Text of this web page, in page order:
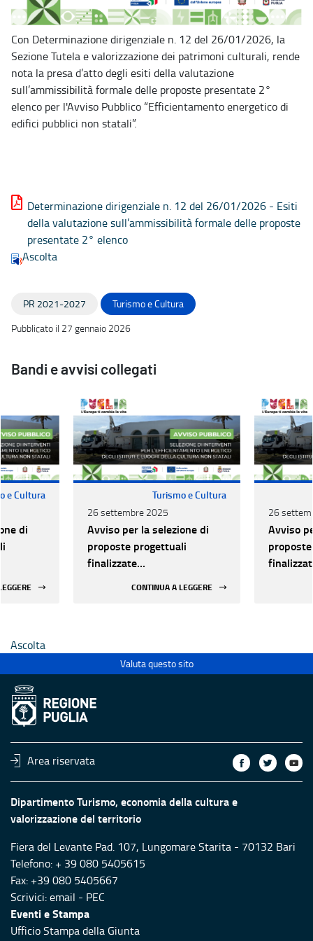
Con Determinazione dirigenziale n. 12 del 26/01/2026, la
Sezione Tutela e valorizzazione dei patrimoni culturali, rende
nota la presa d’atto degli esiti della valutazione
sull’ammissibilità formale delle proposte presentate 2°
elenco per l'Avviso Pubblico “Efficientamento energetico di
edifici pubblici non statali”.
Determinazione dirigenziale n. 12 del 26/01/2026 - Esiti
della valutazione sull’ammissibilità formale delle proposte
presentate 2° elenco
Ascolta
PR 2021-2027
Turismo e Cultura
Pubblicato il 27 gennaio 2026
Bandi e avvisi collegati
e Cultura
di
Turismo e Cultura
26 settembre 2025
Avviso per la selezione di
proposte progettuali
finalizzate
CONTINUA A LEGGERE
26
Avviso
Ascolta
Valuta questo sito
Area riservata
Dipartimento Turismo, economia della cultura e
valorizzazione del territorio
Fiera del Levante Pad. 107, Lungomare Starita - 70132 Bari
Telefono: + 39 080 5405615
Fax: +39 080 5405667
Scrivici:email - PEC
Eventi e Stampa
Ufficio Stampa della Giunta